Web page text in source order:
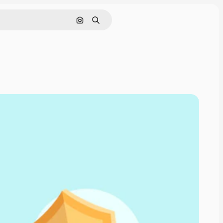
इमेज से खोजें
खोजें